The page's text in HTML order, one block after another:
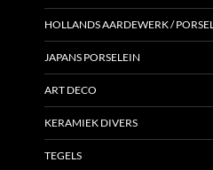
HOLLANDS AARDEWERK /
JAPANS PORSELEIN
ART DECO
KERAMIEK DIVERS
TEGELS